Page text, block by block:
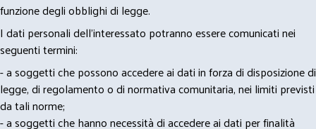
funzione degli obblighi di legge.
I dati personali dell’interessato potranno essere comunicati nei
seguenti termini:
- a soggetti che possono accedere ai dati in forza di disposizione di
legge, di regolamento o di normativa comunitaria, nei limiti previsti
da tali norme;
- a soggetti che hanno necessità di accedere ai dati per finalità